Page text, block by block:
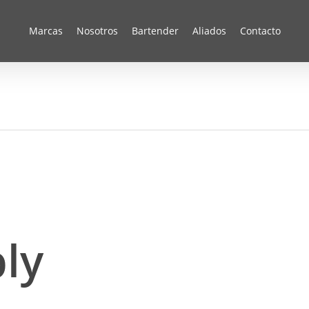
Marcas Nosotros Bartender Aliados Contacto